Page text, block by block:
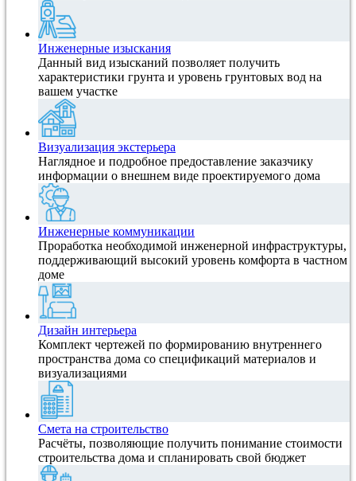
Инженерные изыскания
Данный вид изысканий позволяет получить
характеристики грунта и уровень грунтовых вод на
вашем участке
Визуализация экстерьера
Наглядное и подробное предоставление заказчику
информации о внешнем виде проектируемого дома
Инженерные коммуникации
Проработка необходимой инженерной инфраструктуры,
поддерживающий высокий уровень комфорта в частном
доме
Дизайн интерьера
Комплект чертежей по формированию внутреннего
пространства дома со спецификаций материалов и
визуализациями
Смета на строительство
Расчёты, позволяющие получить понимание стоимости
строительства дома и спланировать свой бюджет